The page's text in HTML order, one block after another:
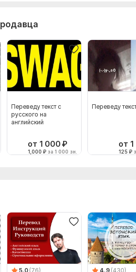
Переведу текст с
русского на
английский
от 1 000 ₽
1,000 ₽ за 1 000 зн.
Переведу
от
125 ₽
5.0 (76) 4.9 (430)